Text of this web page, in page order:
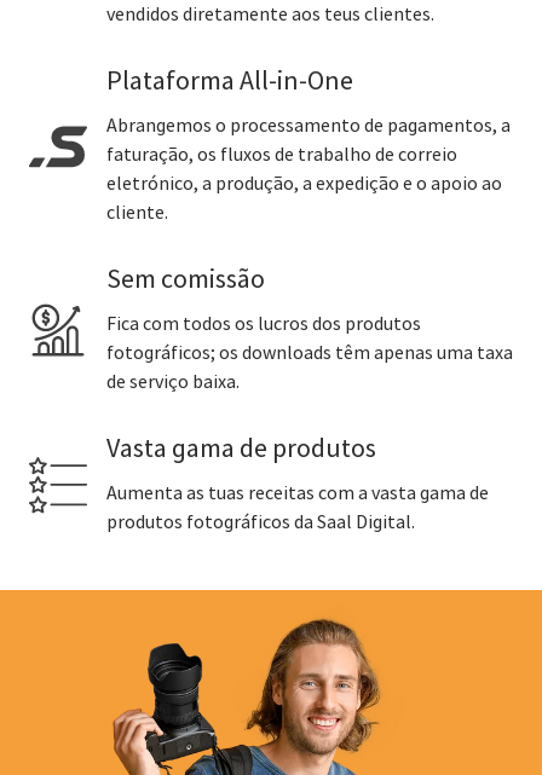
vendidos diretamente aos teus clientes.
Plataforma All-in-One
Abrangemos o processamento de pagamentos, a
faturação, os fluxos de trabalho de correio
eletrónico, a produção, a expedição e o apoio ao
cliente.
Sem comissão
Fica com todos os lucros dos produtos
fotográficos; os downloads têm apenas uma taxa
de serviço baixa.
Vasta gama de produtos
Aumenta as tuas receitas com a vasta gama de
produtos fotográficos da Saal Digital.